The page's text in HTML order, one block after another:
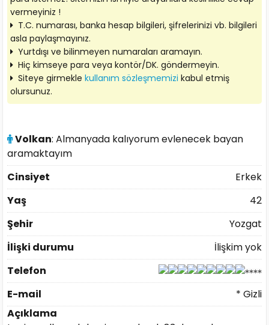
vermeyiniz !
T.C. numarası, banka hesap bilgileri, şifrelerinizi vb. bilgileri
asla paylaşmayınız.
Yurtdışı ve bilinmeyen numaraları aramayın.
Hiç kimseye para veya kontör/DK. göndermeyin.
Siteye girmeklekullanım sözleşmemizi kabul etmiş
olursunuz.
Volkan: Almanyada kalıyorum evlenecek bayan
aramaktayım
Cinsiyet
Erkek
Yaş
42
Şehir
Yozgat
İlişki durumu
İlişkim yok
Telefon
E-mail
* Gizli
Açıklama